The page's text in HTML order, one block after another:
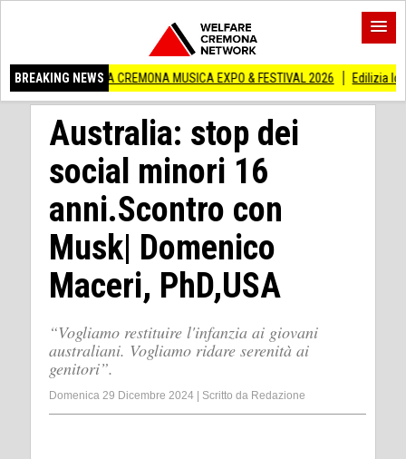
BREAKING NEWS
A CREMONA MUSICA EXPO & FESTIVAL 2026 Edilizia lombarda, CNA:
Australia: stop dei
social minori 16
anni.Scontro con
Musk| Domenico
Maceri, PhD,USA
“Vogliamo restituire l'infanzia ai giovani
australiani. Vogliamo ridare serenità ai
genitori”.
Domenica 29 Dicembre 2024 Scritto da Redazione